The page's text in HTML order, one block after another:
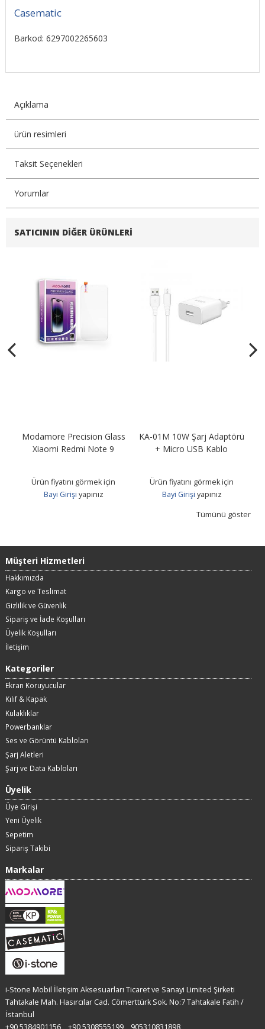
Casematic
Barkod: 6297002265603
Açıklama
ürün resimleri
Taksit Seçenekleri
Yorumlar
SATICININ DIĞER ÜRÜNLERI
Modamore Precision Glass
Xiaomi Redmi Note 9
Ürün fiyatını görmek için
Bayi Girişi yapınız
KA-01M 10W Şarj Adaptörü
+ Micro USB Kablo
Ürün fiyatını görmek için
Bayi Girişi yapınız
Tümünü göster
Müşteri Hizmetleri
Hakkımızda
Kargo ve Teslimat
Gizlilik ve Güvenlik
Sipariş ve İade Koşulları
Üyelik Koşulları
İletişim
Kategoriler
Ekran Koruyucular
Kılıf & Kapak
Kulaklıklar
Powerbanklar
Ses ve Görüntü Kabloları
Şarj Aletleri
Şarj ve Data Kabloları
Üyelik
Üye Girişi
Yeni Üyelik
Sepetim
Sipariş Takibi
Markalar
i-Stone Mobil İletişim Aksesuarları Ticaret ve Sanayi Limited Şirketi
Tahtakale Mah. Hasırcılar Cad. Cömerttürk Sok. No:7 Tahtakale Fatih /
İstanbul